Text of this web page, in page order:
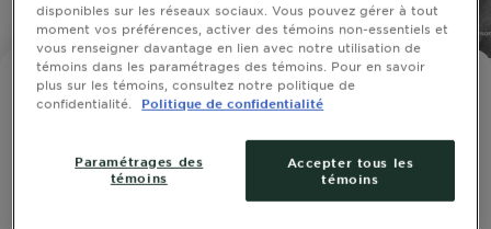
SLIDE 1
SLIDE 2
SLIDE 3
SLIDE 4
SLIDE 5
SLIDE 6
SLIDE 7
SLIDE 8
SLIDE 9
SLIDE 10
SLIDE 11
SLIDE 12
SLIDE 13
GARNIER SKINACTIVE
Gel nettoyant purifiant à l'acide
salicylique et au charbon
disponibles sur les réseaux sociaux. Vous pouvez gérer à tout
moment vos préférences, activer des témoins non-essentiels et
vous renseigner davantage en lien avec notre utilisation de
témoins dans les paramétrages des témoins. Pour en savoir
plus sur les témoins, consultez notre politique de
confidentialité.
Politique de confidentialité
Accepter tous les
témoins
Paramétrages des
témoins